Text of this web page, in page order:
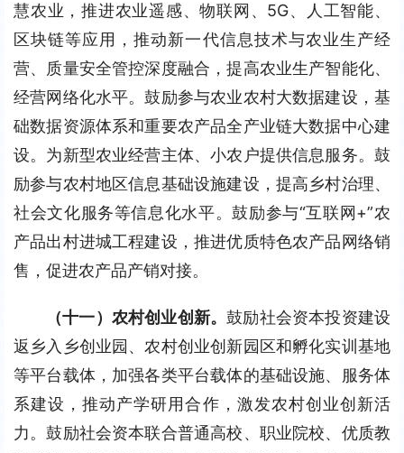
慧农业，推进农业遥感、物联网、5G、人工智能、
区块链等应用，推动新一代信息技术与农业生产经
营、质量安全管控深度融合，提高农业生产智能化、
经营网络化水平。鼓励参与农业农村大数据建设，基
础数据资源体系和重要农产品全产业链大数据中心建
设。为新型农业经营主体、小农户提供信息服务。鼓
励参与农村地区信息基础设施建设，提高乡村治理、
社会文化服务等信息化水平。鼓励参与“互联网+”农
产品出村进城工程建设，推进优质特色农产品网络销
售，促进农产品产销对接。
（十一）农村创业创新。鼓励社会资本投资建设
返乡入乡创业园、农村创业创新园区和孵化实训基地
等平台载体，加强各类平台载体的基础设施、服务体
系建设，推动产学研用合作，激发农村创业创新活
力。鼓励社会资本联合普通高校、职业院校、优质教